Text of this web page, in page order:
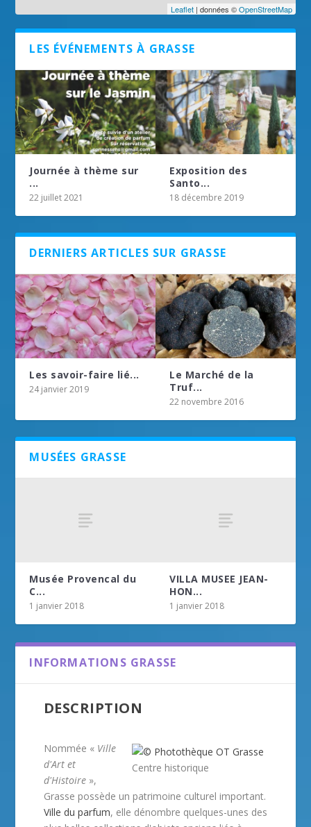
Leaflet| données ©OpenStreetMap
LES ÉVÉNEMENTS À GRASSE
Journée à thème sur
...
22 juillet 2021
Exposition des
Santo...
18 décembre 2019
DERNIERS ARTICLES SUR GRASSE
Les savoir-faire lié...
24 janvier 2019
Le Marché de la
Truf...
22 novembre 2016
MUSÉES GRASSE
Musée Provencal du
C...
1 janvier 2018
VILLA MUSEE JEAN-
HON...
1 janvier 2018
INFORMATIONS GRASSE
DESCRIPTION
Centre historique
Nommée « Ville
d'Art et
d'Histoire»,
Grasse possède un patrimoine culturel important.
Ville du parfum, elle dénombre quelques-unes des